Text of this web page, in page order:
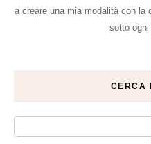
a creare una mia modalità con la
sotto
CERCA